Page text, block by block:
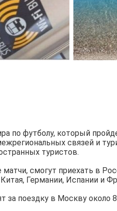
по футболу, который
связей и
туристов.
смогут приехать в
Германии, Испании и
поездку в Москву около